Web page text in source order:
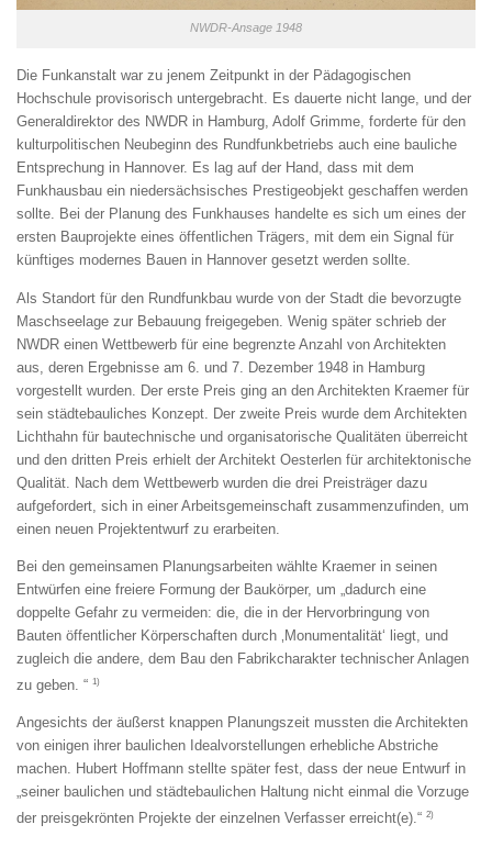
NWDR-Ansage 1948
Die Funkanstalt war zu jenem Zeitpunkt in der Pädagogischen
Hochschule provisorisch untergebracht. Es dauerte nicht lange, und der
Generaldirektor des NWDR in Hamburg, Adolf Grimme, forderte für den
kulturpolitischen Neubeginn des Rundfunkbetriebs auch eine bauliche
Entsprechung in Hannover. Es lag auf der Hand, dass mit dem
Funkhausbau ein niedersächsisches Prestigeobjekt geschaffen werden
sollte. Bei der Planung des Funkhauses handelte es sich um eines der
ersten Bauprojekte eines öffentlichen Trägers, mit dem ein Signal für
künftiges modernes Bauen in Hannover gesetzt werden sollte.
Als Standort für den Rundfunkbau wurde von der Stadt die bevorzugte
Maschseelage zur Bebauung freigegeben. Wenig später schrieb der
NWDR einen Wettbewerb für eine begrenzte Anzahl von Architekten
aus, deren Ergebnisse am 6. und 7. Dezember 1948 in Hamburg
vorgestellt wurden. Der erste Preis ging an den Architekten Kraemer für
sein städtebauliches Konzept. Der zweite Preis wurde dem Architekten
Lichthahn für bautechnische und organisatorische Qualitäten überreicht
und den dritten Preis erhielt der Architekt Oesterlen für architektonische
Qualität. Nach dem Wettbewerb wurden die drei Preisträger dazu
aufgefordert, sich in einer Arbeitsgemeinschaft zusammenzufinden, um
einen neuen Projektentwurf zu erarbeiten.
Bei den gemeinsamen Planungsarbeiten wählte Kraemer in seinen
Entwürfen eine freiere Formung der Baukörper, um „dadurch eine
doppelte Gefahr zu vermeiden: die, die in der Hervorbringung von
Bauten öffentlicher Körperschaften durch ‚Monumentalität‘ liegt, und
zugleich die andere, dem Bau den Fabrikcharakter technischer Anlagen
zu geben. “ 1)
Angesichts der äußerst knappen Planungszeit mussten die Architekten
von einigen ihrer baulichen Idealvorstellungen erhebliche Abstriche
machen. Hubert Hoffmann stellte später fest, dass der neue Entwurf in
„seiner baulichen und städtebaulichen Haltung nicht einmal die Vorzuge
der preisgekrönten Projekte der einzelnen Verfasser erreicht(e).“ 2)